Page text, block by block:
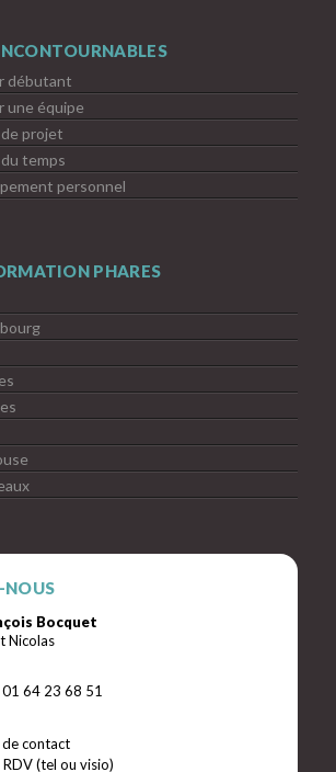
débutant
une équipe
projet
temps
personnel
PHARES
NOUS
Bocquet
Nicolas
01 64 23 68 51
contact
(tel ou visio)